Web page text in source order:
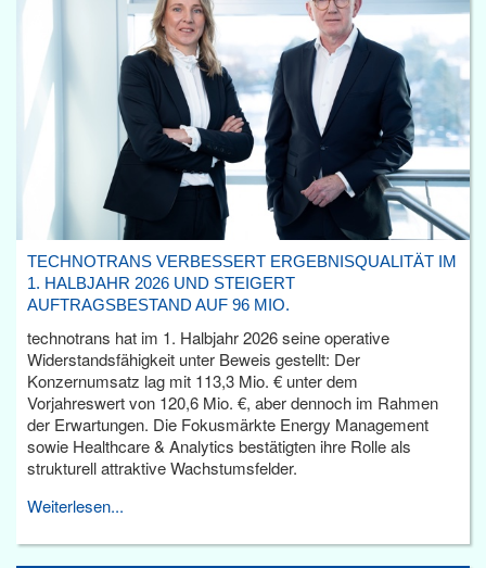
TECHNOTRANS VERBESSERT ERGEBNISQUALITÄT IM
1. HALBJAHR 2026 UND STEIGERT
AUFTRAGSBESTAND AUF 96 MIO.
technotrans hat im 1. Halbjahr 2026 seine operative
Widerstandsfähigkeit unter Beweis gestellt: Der
Konzernumsatz lag mit 113,3 Mio. € unter dem
Vorjahreswert von 120,6 Mio. €, aber dennoch im Rahmen
der Erwartungen. Die Fokusmärkte Energy Management
sowie Healthcare & Analytics bestätigten ihre Rolle als
strukturell attraktive Wachstumsfelder.
Weiterlesen...